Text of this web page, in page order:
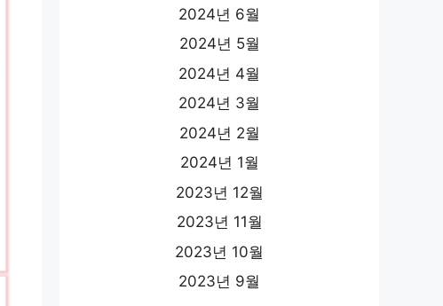
2024년 6월
2024년 5월
2024년 4월
2024년 3월
2024년 2월
2024년 1월
2023년 12월
2023년 11월
2023년 10월
2023년 9월